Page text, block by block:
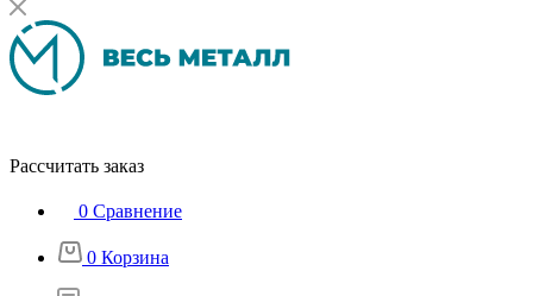
Рассчитать заказ
0 Сравнение
0 Корзина